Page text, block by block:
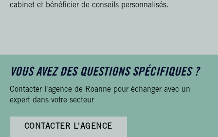
cabinet et bénéficier de conseils personnalisés.
VOUS AVEZ DES QUESTIONS SPÉCIFIQUES ?
Contacter l'agence de Roanne pour échanger avec un
expert dans votre secteur
CONTACTER L'AGENCE